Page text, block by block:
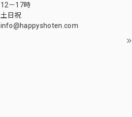
12－17時
土日祝
info@happyshoten.com